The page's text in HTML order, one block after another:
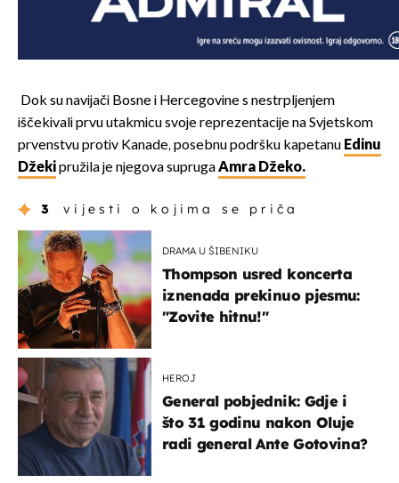
Dok su navijači Bosne i Hercegovine s nestrpljenjem
iščekivali prvu utakmicu svoje reprezentacije na Svjetskom
prvenstvu protiv Kanade, posebnu podršku kapetanu Edinu
Džekipružila je njegova suprugaAmra Džeko.
3 vijesti o kojima se priča
DRAMA U ŠIBENIKU
Thompson usred koncerta
iznenada prekinuo pjesmu:
"Zovite hitnu!"
HEROJ
General pobjednik: Gdje i
što 31 godinu nakon Oluje
radi general Ante Gotovina?